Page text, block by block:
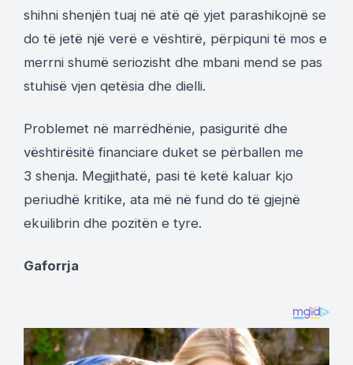
shihni shenjën tuaj në atë që yjet parashikojnë se
do të jetë një verë e vështirë, përpiquni të mos e
merrni shumë seriozisht dhe mbani mend se pas
stuhisë vjen qetësia dhe dielli.
Problemet në marrëdhënie, pasiguritë dhe
vështirësitë financiare duket se përballen me
3 shenja. Megjithatë, pasi të ketë kaluar kjo
periudhë kritike, ata më në fund do të gjejnë
ekuilibrin dhe pozitën e tyre.
Gaforrja